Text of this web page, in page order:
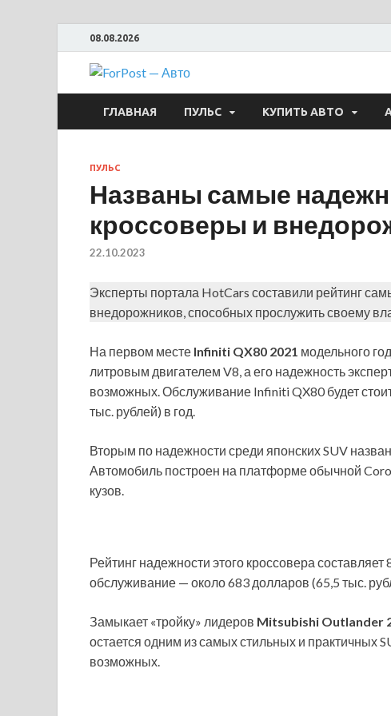
08.08.2026
ForPost —
ГЛАВНАЯ ПУЛЬС КУПИТЬ АВТО
ПУЛЬС
Названы самые
кроссоверы и
22.10.2023
Эксперты портала HotCars составили рейтинг
внедорожников, способных прослужить своему
На первом месте Infiniti QX80 2021 модельного
литровым двигателем V8, а его надежность
возможных. Обслуживание Infiniti QX80 будет
тыс. рублей) в год.
Вторым по надежности среди японских SUV
Автомобиль построен на платформе обычной
кузов.
Рейтинг надежности этого кроссовера
обслуживание — около 683 долларов (65,5 тыс.
Замыкает «тройку» лидеров Mitsubishi Outlander
остается одним из самых стильных и практичных
возможных.